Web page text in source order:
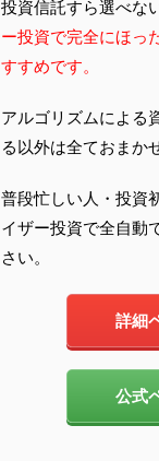
投資信託すら選べな
ー投資で完全にほっ
すすめです。
アルゴリズムによる
る以外は全ておまか
普段忙しい人・投資
イザー投資で全自動
さい。
詳細
公式